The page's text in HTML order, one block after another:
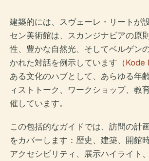
建築的には、スヴェーレ・リートが
セン美術館は、スカンジナビアの原
性、豊かな自然光、そしてベルゲン
かれた対話を例示しています（Kode
ある文化のハブとして、あらゆる年
ィストトーク、ワークショップ、教
催しています。
この包括的なガイドでは、訪問の計
をカバーします：歴史、建築、開館
アクセシビリティ、展示ハイライト